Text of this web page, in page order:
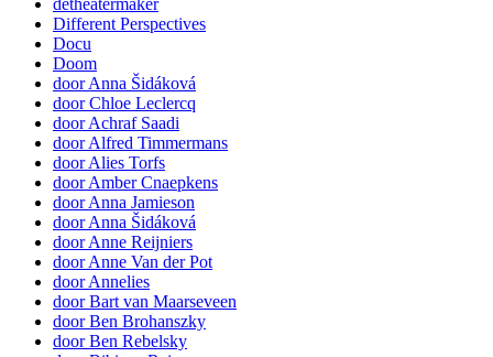
Different Perspectives
Docu
Doom
door Anna Šidáková
door Chloe Leclercq
door Achraf Saadi
door Alfred Timmermans
door Alies Torfs
door Amber Cnaepkens
door Anna Jamieson
door Anna Šidáková
door Anne Reijniers
door Anne Van der Pot
door Annelies
door Bart van Maarseveen
door Ben Brohanszky
door Ben Rebelsky